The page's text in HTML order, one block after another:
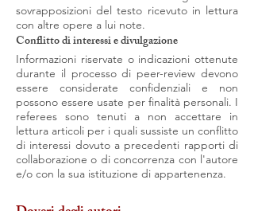
sovrapposizioni del testo ricevuto in lettura
con altre opere a lui note.
Conflitto di interessi e divulgazione
Informazioni riservate o indicazioni ottenute
durante il processo di peer-review devono
essere considerate confidenziali e non
possono essere usate per finalità personali. I
referees sono tenuti a non accettare in
lettura articoli per i quali sussiste un conflitto
di interessi dovuto a precedenti rapporti di
collaborazione o di concorrenza con l'autore
e/o con la sua istituzione di appartenenza.